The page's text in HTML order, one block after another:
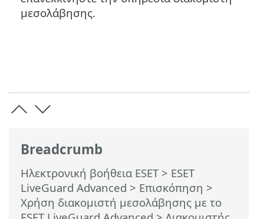
Breadcrumb
Ηλεκτρονική βοήθεια ESET> ESET
LiveGuard Advanced > Επισκόπηση >
Χρήση διακομιστή μεσολάβησης με το
μεσολάβησης.